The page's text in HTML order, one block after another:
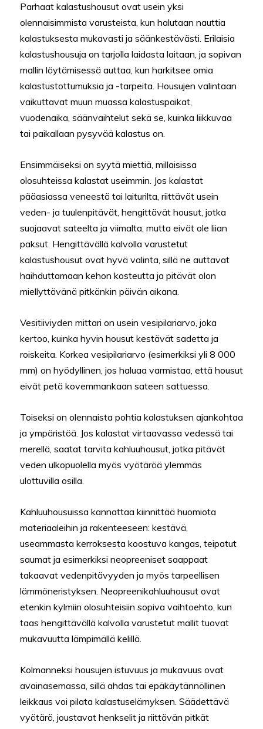
Parhaat kalastushousut ovat usein yksi
olennaisimmista varusteista, kun halutaan nauttia
kalastuksesta mukavasti ja säänkestävästi. Erilaisia
kalastushousuja on tarjolla laidasta laitaan, ja sopivan
mallin löytämisessä auttaa, kun harkitsee omia
kalastustottumuksia ja -tarpeita. Housujen valintaan
vaikuttavat muun muassa kalastuspaikat,
vuodenaika, säänvaihtelut sekä se, kuinka liikkuvaa
tai paikallaan pysyvää kalastus on.
Ensimmäiseksi on syytä miettiä, millaisissa
olosuhteissa kalastat useimmin. Jos kalastat
pääasiassa veneestä tai laiturilta, riittävät usein
veden- ja tuulenpitävät, hengittävät housut, jotka
suojaavat sateelta ja viimalta, mutta eivät ole liian
paksut. Hengittävällä kalvolla varustetut
kalastushousut ovat hyvä valinta, sillä ne auttavat
haihduttamaan kehon kosteutta ja pitävät olon
miellyttävänä pitkänkin päivän aikana.
Vesitiiviyden mittari on usein vesipilariarvo, joka
kertoo, kuinka hyvin housut kestävät sadetta ja
roiskeita. Korkea vesipilariarvo (esimerkiksi yli 8 000
mm) on hyödyllinen, jos haluaa varmistaa, että housut
eivät petä kovemmankaan sateen sattuessa.
Toiseksi on olennaista pohtia kalastuksen ajankohtaa
ja ympäristöä. Jos kalastat virtaavassa vedessä tai
merellä, saatat tarvita kahluuhousut, jotka pitävät
veden ulkopuolella myös vyötäröä ylemmäs
ulottuvilla osilla.
Kahluuhousuissa kannattaa kiinnittää huomiota
materiaaleihin ja rakenteeseen: kestävä,
useammasta kerroksesta koostuva kangas, teipatut
saumat ja esimerkiksi neopreeniset saappaat
takaavat vedenpitävyyden ja myös tarpeellisen
lämmöneristyksen. Neopreenikahluuhousut ovat
etenkin kylmiin olosuhteisiin sopiva vaihtoehto, kun
taas hengittävällä kalvolla varustetut mallit tuovat
mukavuutta lämpimällä kelillä.
Kolmanneksi housujen istuvuus ja mukavuus ovat
avainasemassa, sillä ahdas tai epäkäytännöllinen
leikkaus voi pilata kalastuselämyksen. Säädettävä
vyötärö, joustavat henkselit ja riittävän pitkät